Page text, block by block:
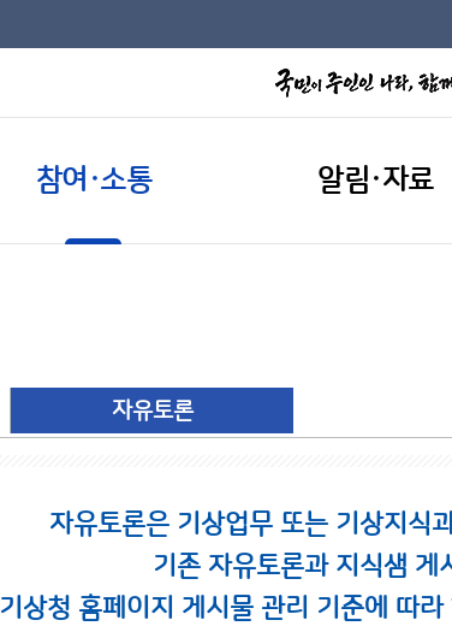
참여·소통 알림·자료
자유토론
자유토론은 기상업무 또는 기상지식
기존 자유토론과 지식샘 게
기상청 홈페이지 게시물 관리 기준에 따